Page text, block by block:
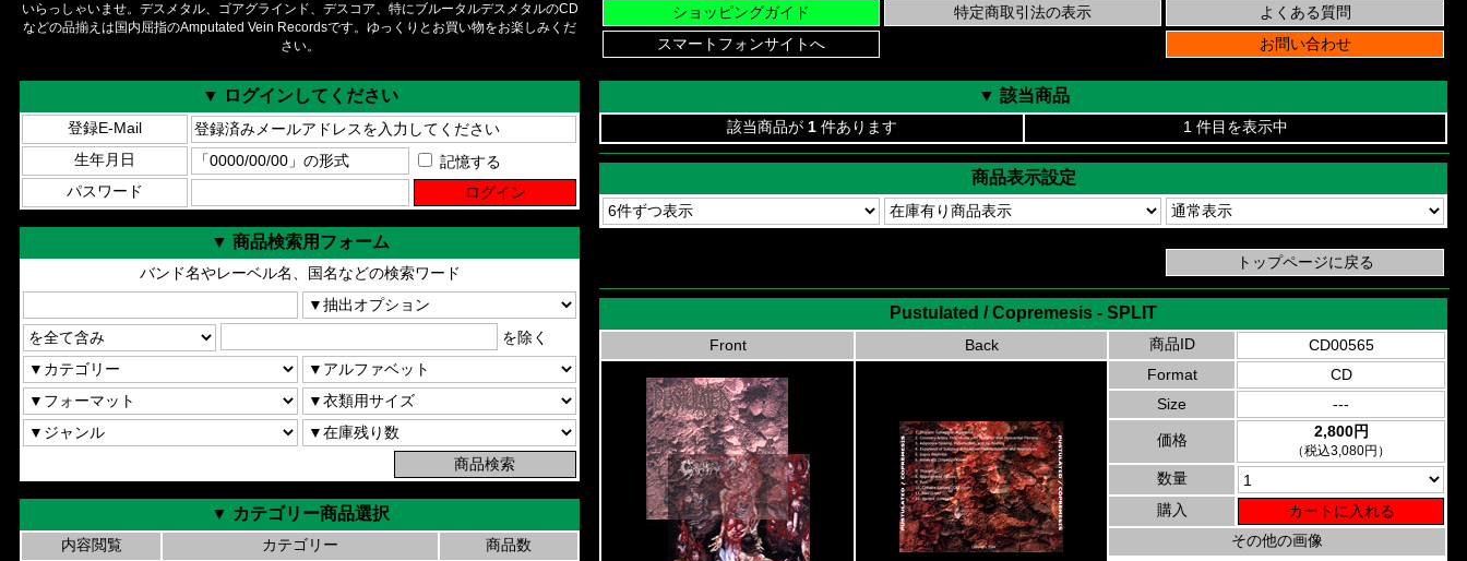
いらっしゃいませ。デスメタル、ゴアグラインド、デスコア、特にブルータルデスメタルのCD
などの品揃えは国内屈指のAmputated Vein Recordsです。ゆっくりとお買い物をお楽しみくだ
さい。
▼ ログインしてください
登録E-Mail
生年月日
記憶する
パスワード
▼ 商品検索用フォーム
バンド名やレーベル名、国名などの検索ワード
を除く
▼ カテゴリー商品選択
内容閲覧 カテゴリー
商品数
▼ 該当商品
該当商品が 1 件あります 1 件目を表示中
商品表示設定
Pustulated / Copremesis - SPLIT
Front Back 商品ID
CD00565
Format
CD
Size
---
価格 2,800円
（税込3,080円）
数量
購入
その他の画像